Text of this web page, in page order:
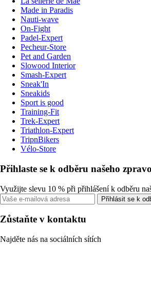
Made in Paradis
Nauti-wave
On-Fight
Padel-Expert
Pecheur-Store
Pet and Garden
Slowood Interior
Smash-Expert
Sneak'In
Sneakids
Sport is good
Training-Fit
Trek-Expert
Triathlon-Expert
TripnBikers
Vélo-Store
Přihlaste se k odběru našeho
Využijte slevu 10 % při přihlášení k odběru
Přihlásit se k
Zůstaňte v kontaktu
Najděte nás na sociálních sítích